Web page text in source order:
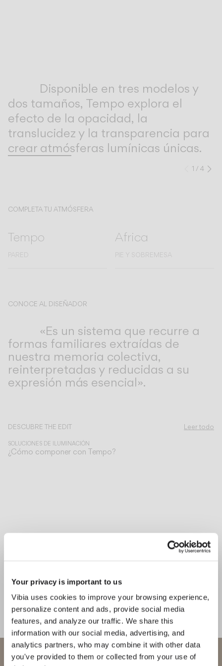
Your privacy is important to us
Vibia uses cookies to improve your browsing experience,
personalize content and ads, provide social media
features, and analyze our traffic. We share this
information with our social media, advertising, and
analytics partners, who may combine it with other data
you've provided to them or collected from your use of
Inspirational BookDisponible en tres modelos y
dos tamaños, Tempo explora el
efecto de la opacidad, la
translucidez y la transparencia para
crear atmósferas lumínicas únicas.
1 / 4
COMPLETA TU ATMÓSFERA
Tempo
PARED
Africa
PIE Y SOBREMESA
CONOCE AL DISEÑADOR
«Es un sistema que recurre a
formas familiares extraídas de
nuestra memoria colectiva,
reinterpretadas y reducidas a su
expresión más esencial».
DESCUBRE THE EDIT
Descubre más sobre Tempo y todas nuestras colecciones.Leer todo
SOLUCIONES DE ILUMINACIÓN
¿Cómo componer con Tempo?
Bienvenido a Vibia